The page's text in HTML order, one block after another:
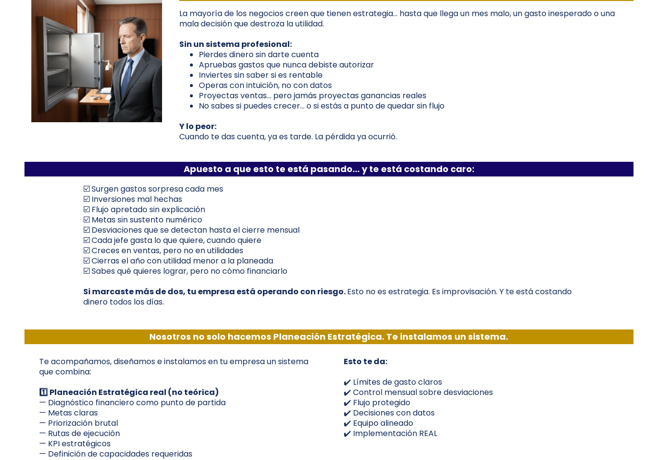
La mayoría de los negocios creen que tienen estrategia… hasta que llega un mes malo, un gasto inesperado o una
mala decisión que destroza la utilidad.
Sin un sistema profesional:
Pierdes dinero sin darte cuenta
Apruebas gastos que nunca debiste autorizar
Inviertes sin saber si es rentable
Operas con intuición, no con datos
Proyectas ventas… pero jamás proyectas ganancias reales
No sabes si puedes crecer… o si estás a punto de quedar sin flujo
Y lo peor:
Cuando te das cuenta, ya es tarde. La pérdida ya ocurrió.
Apuesto a que esto te está pasando… y te está costando caro:
☑️ Surgen gastos sorpresa cada mes
☑️ Inversiones mal hechas
☑️ Flujo apretado sin explicación
☑️ Metas sin sustento numérico
☑️ Desviaciones que se detectan hasta el cierre mensual
☑️ Cada jefe gasta lo que quiere, cuando quiere
☑️ Creces en ventas, pero no en utilidades
☑️ Cierras el año con utilidad menor a la planeada
☑️ Sabes qué quieres lograr, pero no cómo financiarlo
Si marcaste más de dos, tu empresa está operando con riesgo.Esto no es estrategia. Es improvisación. Y te está costando
dinero todos los días.
Nosotros no solo hacemos Planeación Estratégica. Te instalamos un sistema.
Te acompañamos, diseñamos e instalamos en tu empresa un sistema
que combina:
1️⃣ Planeación Estratégica real (no teórica)
— Diagnóstico financiero como punto de partida
— Metas claras
— Priorización brutal
— Rutas de ejecución
— KPI estratégicos
— Definición de capacidades requeridas
Esto te da:
✔️ Límites de gasto claros
✔️ Control mensual sobre desviaciones
✔️ Flujo protegido
✔️ Decisiones con datos
✔️ Equipo alineado
✔️ Implementación REAL